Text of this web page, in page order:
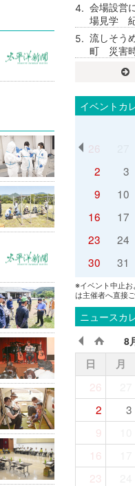
会場設営
場見学
流しそう
町 災害
イベントカ
26
2
3
9
10
16
17
23
24
30
31
※イベント中止
は主催者へ直接
ニュースカ
8
日 月
26
2
3
9
16
23